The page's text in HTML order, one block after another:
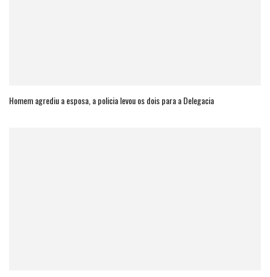
Homem agrediu a esposa, a policia levou os dois para a Delegacia